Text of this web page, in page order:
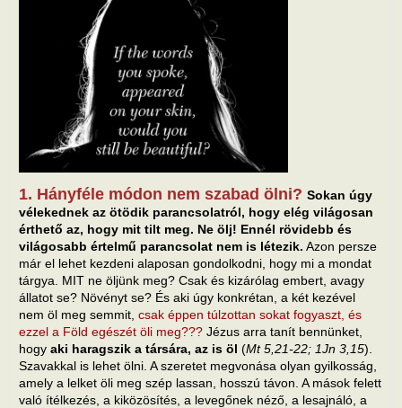
1. Hányféle módon nem szabad ölni? Sokan úgy
vélekednek az ötödik parancsolatról, hogy elég világosan
érthető az, hogy mit tilt meg. Ne ölj! Ennél rövidebb és
világosabb értelmű parancsolat nem is létezik. Azon persze
már el lehet kezdeni alaposan gondolkodni, hogy mi a mondat
tárgya. MIT ne öljünk meg? Csak és kizárólag embert, avagy
állatot se? Növényt se? És aki úgy konkrétan, a két kezével
nem öl meg semmit, csak éppen túlzottan sokat fogyaszt, és
ezzel a Föld egészét öli meg??? Jézus arra tanít bennünket,
hogy aki haragszik a társára, az is öl (Mt 5,21-22; 1Jn 3,15).
Szavakkal is lehet ölni. A szeretet megvonása olyan gyilkosság,
amely a lelket öli meg szép lassan, hosszú távon. A mások felett
való ítélkezés, a kiközösítés, a levegőnek néző, a lesajnáló, a